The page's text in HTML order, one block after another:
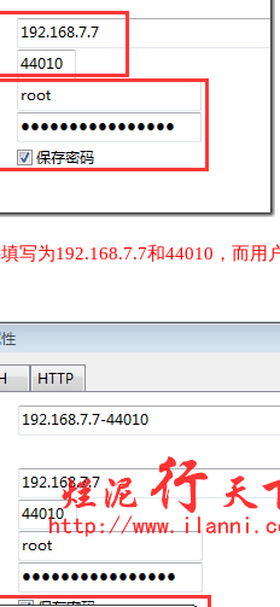
写为192.168.7.7和44010，而